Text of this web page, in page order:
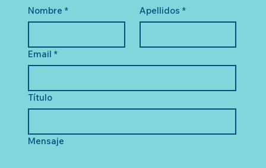
Nombre * Apellidos *
Email *
Título
Mensaje